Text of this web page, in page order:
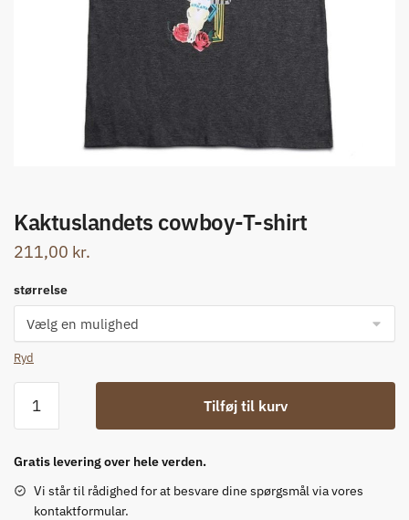
Kaktuslandets cowboy-T-shirt
211,00 kr.
størrelse
Ryd
cowboy-
shirt
Tilføj til kurv
Gratis levering over hele verden.
Vi står til rådighed for at besvare dine spørgsmål via vores
kontaktformular.